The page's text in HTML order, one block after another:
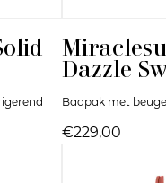
Dazzle
Badpak met
€229,00